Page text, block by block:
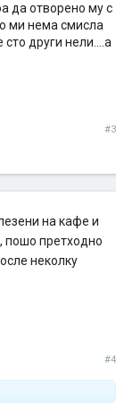
да отворено му с
ми нема смисла
други нели....а
#3
на кафе и
пошо претходно
неколку
#4